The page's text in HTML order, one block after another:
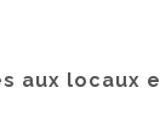
aux locaux